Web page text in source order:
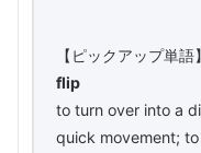
【ピックアップ単語】
flip
to turn over into a
quick movement;